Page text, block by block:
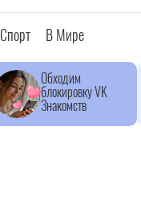
Спорт В Мире
Обходим
блокировку VK
Знакомств